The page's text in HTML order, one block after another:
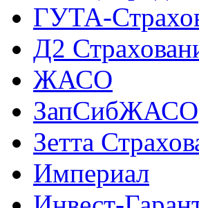
ГУТА-
Д2
ЖАСО
ЗапСибЖАСО
Зетта
Империал